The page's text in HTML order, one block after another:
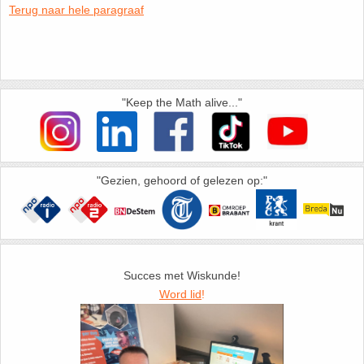
Terug naar hele paragraaf
"Keep the Math alive..."
"Gezien, gehoord of gelezen op:"
Succes met Wiskunde!
Word lid!
HAVO 5B - Hoofdstuk 10 - Meetkundige
VWO
(Nog geen toetsen)
19. Omtrek cirkel
20. Oppervlakte cilinder
21. Oppervlakte cirkel
22. Oppervlakte driehoek
23. Oppervlakte kegel
25. Oppervlakte trapezium